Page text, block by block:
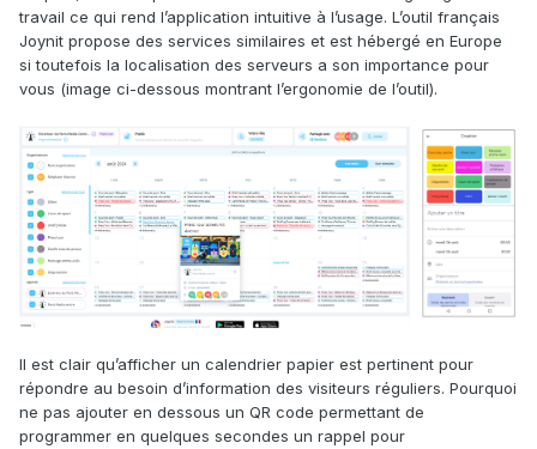
travail ce qui rend l’application intuitive à l’usage. L’outil français
Joynit propose des services similaires et est hébergé en Europe
si toutefois la localisation des serveurs a son importance pour
vous (image ci-dessous montrant l’ergonomie de l’outil).
Il est clair qu’afficher un calendrier papier est pertinent pour
répondre au besoin d’information des visiteurs réguliers. Pourquoi
ne pas ajouter en dessous un QR code permettant de
programmer en quelques secondes un rappel pour